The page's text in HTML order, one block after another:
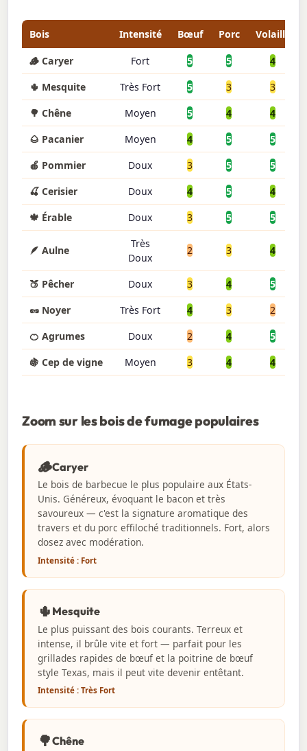
Bois Intensité Bœuf Porc Volaille
🪵 Caryer Fort 5 5
4
🌵 Mesquite
Très Fort 5 3
3
🌳 Chêne
Moyen 5 4
4
🌰 Pacanier
Moyen 4 5
5
🍎 Pommier
Doux 3 5
5
🍒 Cerisier
Doux 4 5
4
🍁 Érable
Doux 3 5 5
🪶 Aulne
Très
Doux
2 3 4
🍑 Pêcher Doux 3 4
5
🥜 Noyer
Très Fort 4 3
2
🍊 Agrumes
Doux 2 4
5
🍇 Cep de vigne
Moyen 3 4 4
Zoom sur les bois de fumage populaires
🪵Caryer
Le bois de barbecue le plus populaire aux États-
Unis. Généreux, évoquant le bacon et très
savoureux — c'est la signature aromatique des
travers et du porc effiloché traditionnels. Fort, alors
dosez avec modération.
Intensité : Fort
🌵 Mesquite
Le plus puissant des bois courants. Terreux et
intense, il brûle vite et fort — parfait pour les
grillades rapides de bœuf et la poitrine de bœuf
style Texas, mais il peut vite devenir entêtant.
Intensité : Très Fort
🌳Chêne